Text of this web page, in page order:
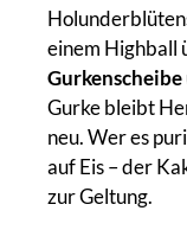
einem Highball
Gurke bleibt
neu. Wer es
auf Eis – der
zur Geltung.